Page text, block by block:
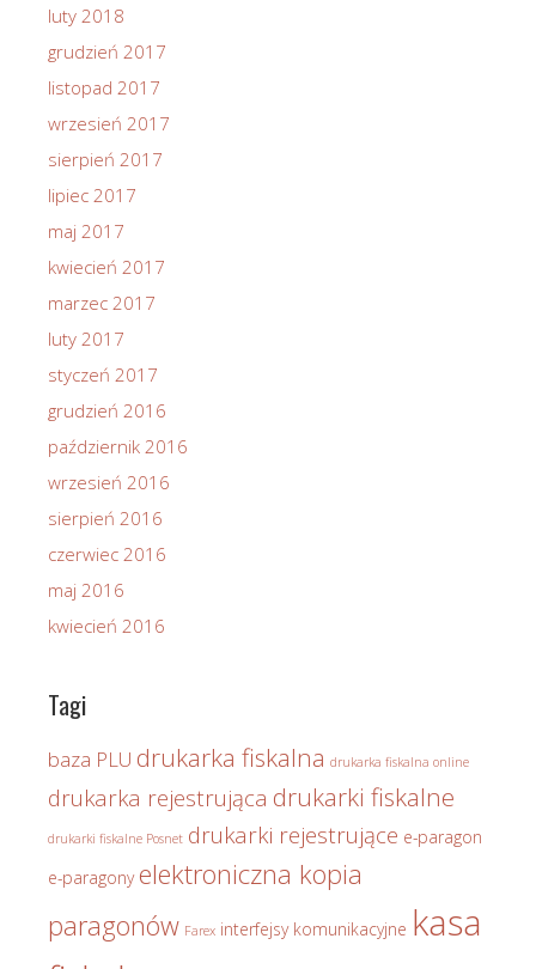
luty 2018
grudzień 2017
listopad 2017
wrzesień 2017
sierpień 2017
lipiec 2017
maj 2017
kwiecień 2017
marzec 2017
luty 2017
styczeń 2017
grudzień 2016
październik 2016
wrzesień 2016
sierpień 2016
czerwiec 2016
maj 2016
kwiecień 2016
Tagi
baza PLU drukarka fiskalna drukarka fiskalna online
drukarka rejestrująca drukarki fiskalne
drukarki fiskalne Posnet drukarki rejestrujące e-paragon
e-paragony elektroniczna kopia
paragonów Farex interfejsy komunikacyjne kasa